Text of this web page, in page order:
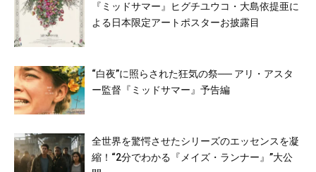
『ミッドサマー』ヒグチユウコ・大島依提亜に
よる日本限定アートポスターお披露目
“白夜”に照らされた狂気の祭── アリ・アスタ
ー監督『ミッドサマー』予告編
全世界を驚愕させたシリーズのエッセンスを凝
縮！“2分でわかる『メイズ・ランナー』”大公